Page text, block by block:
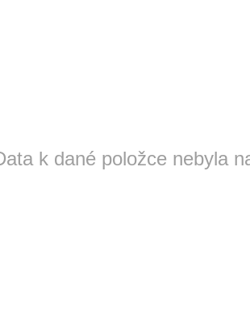
k dané položce nebyla